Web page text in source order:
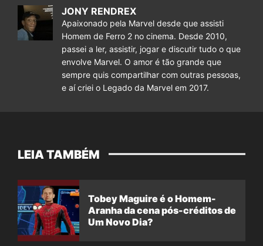
JONY RENDREX
Apaixonado pela Marvel desde que assisti
Homem de Ferro 2 no cinema. Desde 2010,
passei a ler, assistir, jogar e discutir tudo o que
envolve Marvel. O amor é tão grande que
sempre quis compartilhar com outras pessoas,
e aí criei o Legado da Marvel em 2017.
LEIA TAMBÉM
Tobey Maguire é o Homem-
Aranha da cena pós-créditos de
Um Novo Dia?